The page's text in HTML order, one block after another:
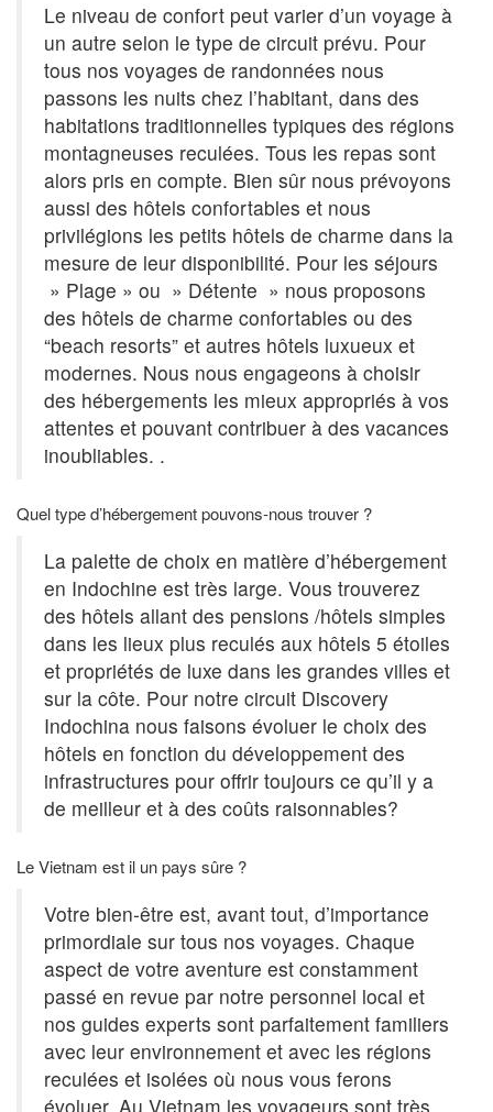
Le niveau de confort peut varier d’un voyage à
un autre selon le type de circuit prévu. Pour
tous nos voyages de randonnées nous
passons les nuits chez l’habitant, dans des
habitations traditionnelles typiques des régions
montagneuses reculées. Tous les repas sont
alors pris en compte. Bien sûr nous prévoyons
aussi des hôtels confortables et nous
privilégions les petits hôtels de charme dans la
mesure de leur disponibilité. Pour les séjours
» Plage » ou » Détente » nous proposons
des hôtels de charme confortables ou des
“beach resorts” et autres hôtels luxueux et
modernes. Nous nous engageons à choisir
des hébergements les mieux appropriés à vos
attentes et pouvant contribuer à des vacances
inoubliables. .
Quel type d’hébergement pouvons-nous trouver ?
La palette de choix en matière d’hébergement
en Indochine est très large. Vous trouverez
des hôtels allant des pensions /hôtels simples
dans les lieux plus reculés aux hôtels 5 étoiles
et propriétés de luxe dans les grandes villes et
sur la côte. Pour notre circuit Discovery
Indochina nous faisons évoluer le choix des
hôtels en fonction du développement des
infrastructures pour offrir toujours ce qu’il y a
de meilleur et à des coûts raisonnables?
Le Vietnam est il un pays sûre ?
Votre bien-être est, avant tout, d’importance
primordiale sur tous nos voyages. Chaque
aspect de votre aventure est constamment
passé en revue par notre personnel local et
nos guides experts sont parfaitement familiers
avec leur environnement et avec les régions
reculées et isolées où nous vous ferons
évoluer. Au Vietnam les voyageurs sont très